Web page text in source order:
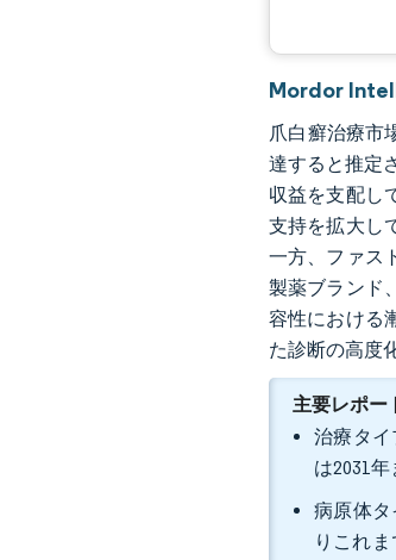
Mordor
爪白癬治療市
達すると推定
収益を支配し
支持を拡大し
一方、ファス
製薬ブランド
容性における
た診断の高度
主要レポー
治療タイ
は2031
病原体タ
りこれ